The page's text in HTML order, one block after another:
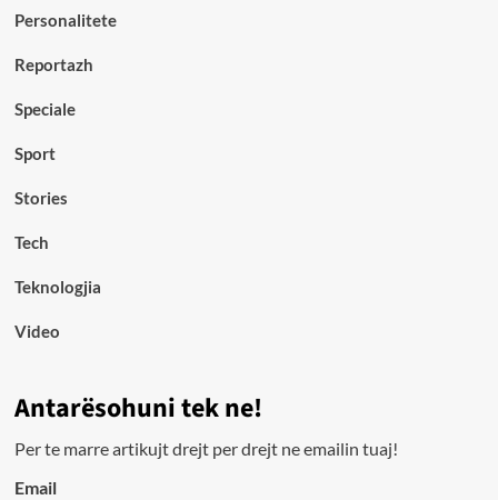
Personalitete
Reportazh
Speciale
Sport
Stories
Tech
Teknologjia
Video
Antarësohuni tek ne!
Per te marre artikujt drejt per drejt ne emailin tuaj!
Email